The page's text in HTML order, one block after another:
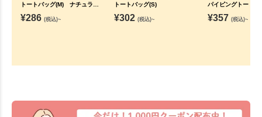
トートバッグ(M) ナチュラル
¥286 (税込)~
トートバッグ(S)
¥302 (税込)~
パイピングトートバ
¥357 (税込)~